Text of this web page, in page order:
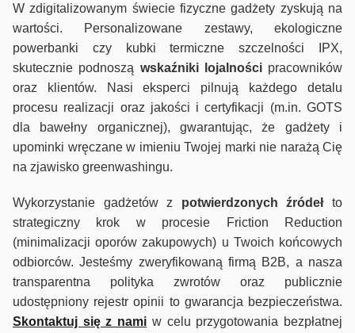
W zdigitalizowanym świecie fizyczne gadżety zyskują na
wartości. Personalizowane zestawy, ekologiczne
powerbanki czy kubki termiczne szczelności IPX,
skutecznie podnoszą wskaźniki lojalnościpracowników
oraz klientów. Nasi eksperci pilnują każdego detalu
procesu realizacji oraz jakości i certyfikacji (m.in. GOTS
dla bawełny organicznej), gwarantując, że gadżety i
upominki wręczane w imieniu Twojej marki nie narażą Cię
na zjawisko greenwashingu.
Wykorzystanie gadżetów z potwierdzonych źródełto
strategiczny krok w procesie Friction Reduction
(minimalizacji oporów zakupowych) u Twoich końcowych
odbiorców. Jesteśmy zweryfikowaną firmą B2B, a nasza
transparentna polityka zwrotów oraz publicznie
udostępniony rejestr opinii to gwarancja bezpieczeństwa.
Skontaktuj się z nami w celu przygotowania bezpłatnej